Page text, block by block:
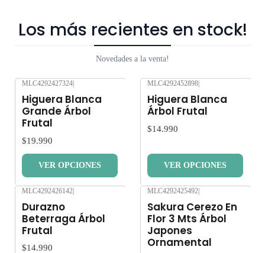
Los más recientes en stock!
Novedades a la venta!
MLC4292427324
Higuera Blanca
Grande Árbol
Frutal
$19.990
VER OPCIONES
MLC4292452898
Higuera Blanca
Árbol Frutal
$14.990
VER OPCIONES
MLC4292426142|
Durazno
Beterraga Árbol
Frutal
$14.990
MLC4292425492|
Sakura Cerezo En
Flor 3 Mts Árbol
Japones
Ornamental